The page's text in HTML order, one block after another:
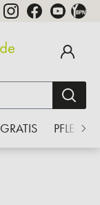
GRATIS PFLEGE